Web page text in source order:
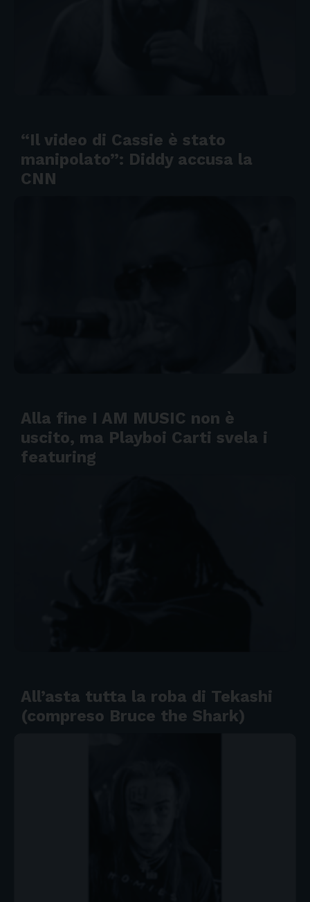
“Il video di Cassie è stato
manipolato”: Diddy accusa la
CNN
Alla fine I AM MUSIC non è
uscito, ma Playboi Carti svela i
featuring
All’asta tutta la roba di Tekashi
(compreso Bruce the Shark)